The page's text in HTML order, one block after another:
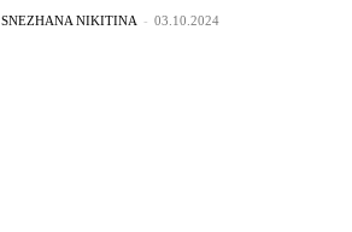
SNEZHANA NIKITINA - 03.10.2024